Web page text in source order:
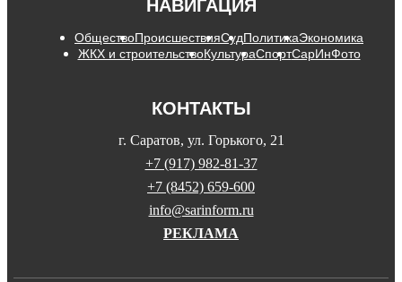
НАВИГАЦИЯ
ОбществоПроисшествияСудПолитикаЭкономика
ЖКХ и строительствоКультураСпортСарИнФото
КОНТАКТЫ
г. Саратов, ул. Горького, 21
+7 (917) 982-81-37
+7 (8452) 659-600
info@sarinform.ru
РЕКЛАМА